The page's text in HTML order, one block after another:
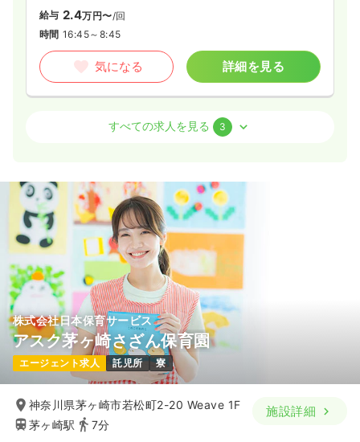
給与 2.4万円〜/回
時間 16:45～8:45
気になる 詳細を見る
オペ室(手術室)正看護師
給与 31.2万円/月 賞与4ヶ月
※経験6年の例
時間
8:30～17:30
日祝休み
年間休日121日
ブランク可
第二新卒可 月給31万円以上可
気になる 詳細を見る
2交代（常勤）
給与 お問い合わせください
時間 8:30～17:30
日祝休み
年間休日121日
すべての求人を見る 3
株式会社日本保育サービス
アスク茅ヶ崎さざん保育園
エージェント求人 託児所 寮
神奈川県茅ヶ崎市若松町2-20 Weave 1F
茅ヶ崎駅
7分
施設詳細